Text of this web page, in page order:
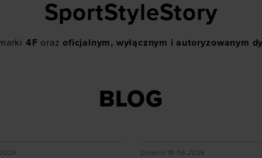
SportStyleStory
4F orazoficjalnym, wyłącznym i autoryzowanym
BLOG
piłkarza i fana futbolu - pomysły na trafiony upominek
Jak dbać o serce u
Dodano: 12-06-2026